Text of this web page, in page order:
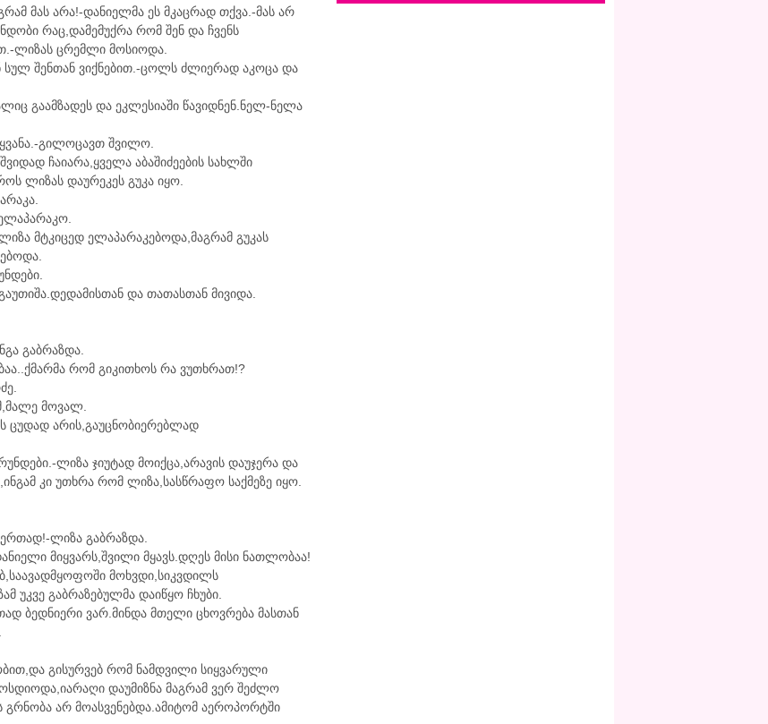
მას არა!-დანიელმა ეს მკაცრად თქვა.-მას არ
რაც,დამემუქრა რომ შენ და ჩვენს
ლიზას ცრემლი მოსიოდა.
სულ შენთან ვიქნებით.-ცოლს ძლიერად აკოცა და
გაამზადეს და ეკლესიაში წავიდნენ.ნელ-ნელა
გილოცავთ შვილო.
ჩაიარა,ყველა აბაშიძეების სახლში
ლიზას დაურეკეს გუკა იყო.
მტკიცედ ელაპარაკებოდა,მაგრამ გუკას
და თათასთან მივიდა.
გაბრაზდა.
რომ გიკითხოს რა ვუთხრათ!?
მოვალ.
ცუდად არის,გაუცნობიერებლად
ლიზა ჯიუტად მოიქცა,არავის დაუჯერა და
კი უთხრა რომ ლიზა,სასწრაფო საქმეზე იყო.
ლიზა გაბრაზდა.
მიყვარს,შვილი მყავს.დღეს მისი ნათლობაა!
მოხვდი,სიკვდილს
უკვე გაბრაზებულმა დაიწყო ჩხუბი.
ბედნიერი ვარ.მინდა მთელი ცხოვრება მასთან
გისურვებ რომ ნამდვილი სიყვარული
დაუმიზნა მაგრამ ვერ შეძლო
არ მოასვენებდა.ამიტომ აეროპორტში